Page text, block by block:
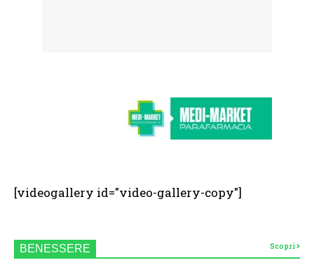
[videogallery id="video-gallery-copy"]
BENESSERE Scopri